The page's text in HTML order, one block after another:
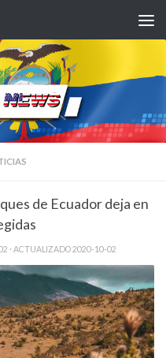
de Ecuador deja en
· ACTUALIZADO2020-10-02